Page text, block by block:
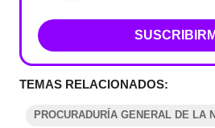
TEMAS RELACIONADOS:
PROCURADURÍA GENERAL DE LA